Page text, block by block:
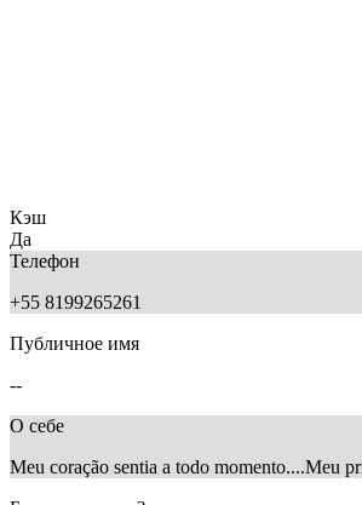
Кэш
Да
Телефон
+55 8199265261
Публичное имя
--
О себе
Meu coração sentia a todo momento....Meu